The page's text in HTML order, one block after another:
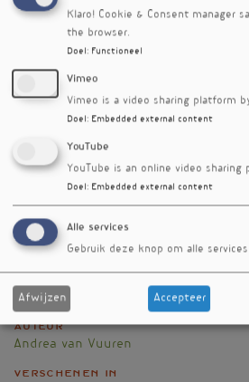
review legt verbanden tussen
en neurologische
basis voor geïntegreerde
in preventie en behandeling.
De auteurs wijzen op
magnesium, dosering en
vergelijkbaarheid bemoeilijkt.
ontbreken er steeds gerichte
magnesium in hersenweefsel.
Kort
magnesium
hersenen
Auteur
Andrea van Vuuren
verschenen in
Klaro! Cookie & Consent manager
the browser.
Doel : Functioneel
Vimeo
Vimeo is a video sharing platform
Doel : Embedded external content
YouTube
YouTube is an online video sharing
Doel : Embedded external content
Alle services
Gebruik deze knop om alle
Afwijzen Accepteer